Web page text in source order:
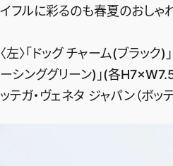
イフルに彩るのも春夏のおしゃ
〈左〉「ドッグ チャーム(ブラック)
ーシンググリーン)」(各
ッテガ・ヴェネタ ジャパン（ボッ